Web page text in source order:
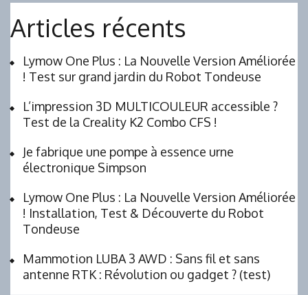
Articles récents
Lymow One Plus : La Nouvelle Version Améliorée
! Test sur grand jardin du Robot Tondeuse
L’impression 3D MULTICOULEUR accessible ?
Test de la Creality K2 Combo CFS !
Je fabrique une pompe à essence urne
électronique Simpson
Lymow One Plus : La Nouvelle Version Améliorée
! Installation, Test & Découverte du Robot
Tondeuse
Mammotion LUBA 3 AWD : Sans fil et sans
antenne RTK : Révolution ou gadget ? (test)